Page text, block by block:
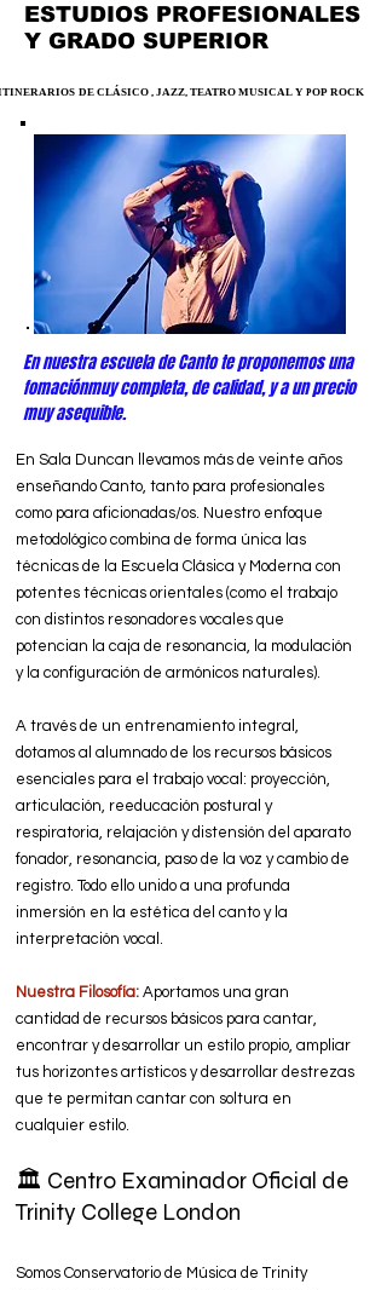
ESTUDIOS PROFESIONALES
Y GRADO SUPERIOR
DE CLÁSICO , JAZZ, TEATRO MUSICAL Y POP ROCK
DE CLÁSICO , JAZZ, TEATRO MUSICAL Y POP ROCK
En nuestra escuela de Canto te proponemos una
fomaciónmuy completa, de calidad, y a un precio
muy asequible.
En Sala Duncan llevamos más de veinte años
enseñando Canto, tanto para profesionales
como para aficionadas/os. Nuestro enfoque
metodológico combina de forma única las
técnicas de la Escuela Clásica y Moderna con
potentes técnicas orientales (como el trabajo
con distintos resonadores vocales que
potencian la caja de resonancia, la modulación
y la configuración de armónicos naturales).
A través de un entrenamiento integral,
dotamos al alumnado de los recursos básicos
esenciales para el trabajo vocal: proyección,
articulación, reeducación postural y
respiratoria, relajación y distensión del aparato
fonador, resonancia, paso de la voz y cambio de
registro. Todo ello unido a una profunda
inmersión en la estética del canto y la
interpretación vocal.
Nuestra Filosofía: Aportamos una gran
cantidad de recursos básicos para cantar,
encontrar y desarrollar un estilo propio, ampliar
tus horizontes artísticos y desarrollar destrezas
que te permitan cantar con soltura en
cualquier estilo.
🏛️ Centro Examinador Oficial de
Trinity College London
Somos Conservatorio de Música de Trinity